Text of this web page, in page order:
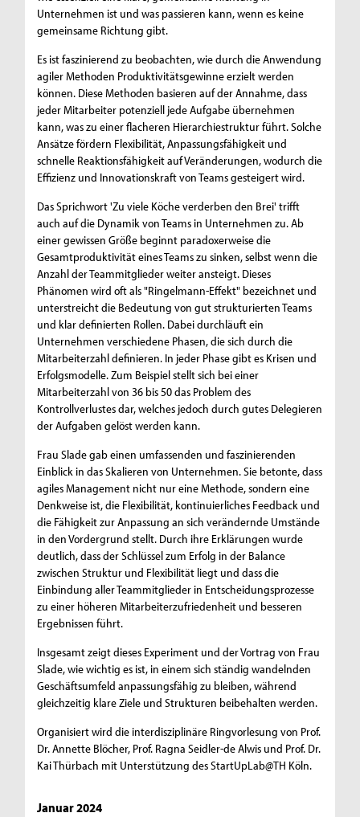
Unternehmen ist und was passieren kann, wenn es keine
gemeinsame Richtung gibt.
Es ist faszinierend zu beobachten, wie durch die Anwendung
agiler Methoden Produktivitätsgewinne erzielt werden
können. Diese Methoden basieren auf der Annahme, dass
jeder Mitarbeiter potenziell jede Aufgabe übernehmen
kann, was zu einer flacheren Hierarchiestruktur führt. Solche
Ansätze fördern Flexibilität, Anpassungsfähigkeit und
schnelle Reaktionsfähigkeit auf Veränderungen, wodurch die
Effizienz und Innovationskraft von Teams gesteigert wird.
Das Sprichwort 'Zu viele Köche verderben den Brei' trifft
auch auf die Dynamik von Teams in Unternehmen zu. Ab
einer gewissen Größe beginnt paradoxerweise die
Gesamtproduktivität eines Teams zu sinken, selbst wenn die
Anzahl der Teammitglieder weiter ansteigt. Dieses
Phänomen wird oft als "Ringelmann-Effekt" bezeichnet und
unterstreicht die Bedeutung von gut strukturierten Teams
und klar definierten Rollen. Dabei durchläuft ein
Unternehmen verschiedene Phasen, die sich durch die
Mitarbeiterzahl definieren. In jeder Phase gibt es Krisen und
Erfolgsmodelle. Zum Beispiel stellt sich bei einer
Mitarbeiterzahl von 36 bis 50 das Problem des
Kontrollverlustes dar, welches jedoch durch gutes Delegieren
der Aufgaben gelöst werden kann.
Frau Slade gab einen umfassenden und faszinierenden
Einblick in das Skalieren von Unternehmen. Sie betonte, dass
agiles Management nicht nur eine Methode, sondern eine
Denkweise ist, die Flexibilität, kontinuierliches Feedback und
die Fähigkeit zur Anpassung an sich verändernde Umstände
in den Vordergrund stellt. Durch ihre Erklärungen wurde
deutlich, dass der Schlüssel zum Erfolg in der Balance
zwischen Struktur und Flexibilität liegt und dass die
Einbindung aller Teammitglieder in Entscheidungsprozesse
zu einer höheren Mitarbeiterzufriedenheit und besseren
Ergebnissen führt.
Insgesamt zeigt dieses Experiment und der Vortrag von Frau
Slade, wie wichtig es ist, in einem sich ständig wandelnden
Geschäftsumfeld anpassungsfähig zu bleiben, während
gleichzeitig klare Ziele und Strukturen beibehalten werden.
Organisiert wird die interdisziplinäre Ringvorlesung von Prof.
Dr. Annette Blöcher, Prof. Ragna Seidler-de Alwis und Prof. Dr.
Kai Thürbach mit Unterstützung des StartUpLab@TH Köln.
Januar 2024